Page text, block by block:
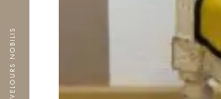
VELOURS NOBILIS